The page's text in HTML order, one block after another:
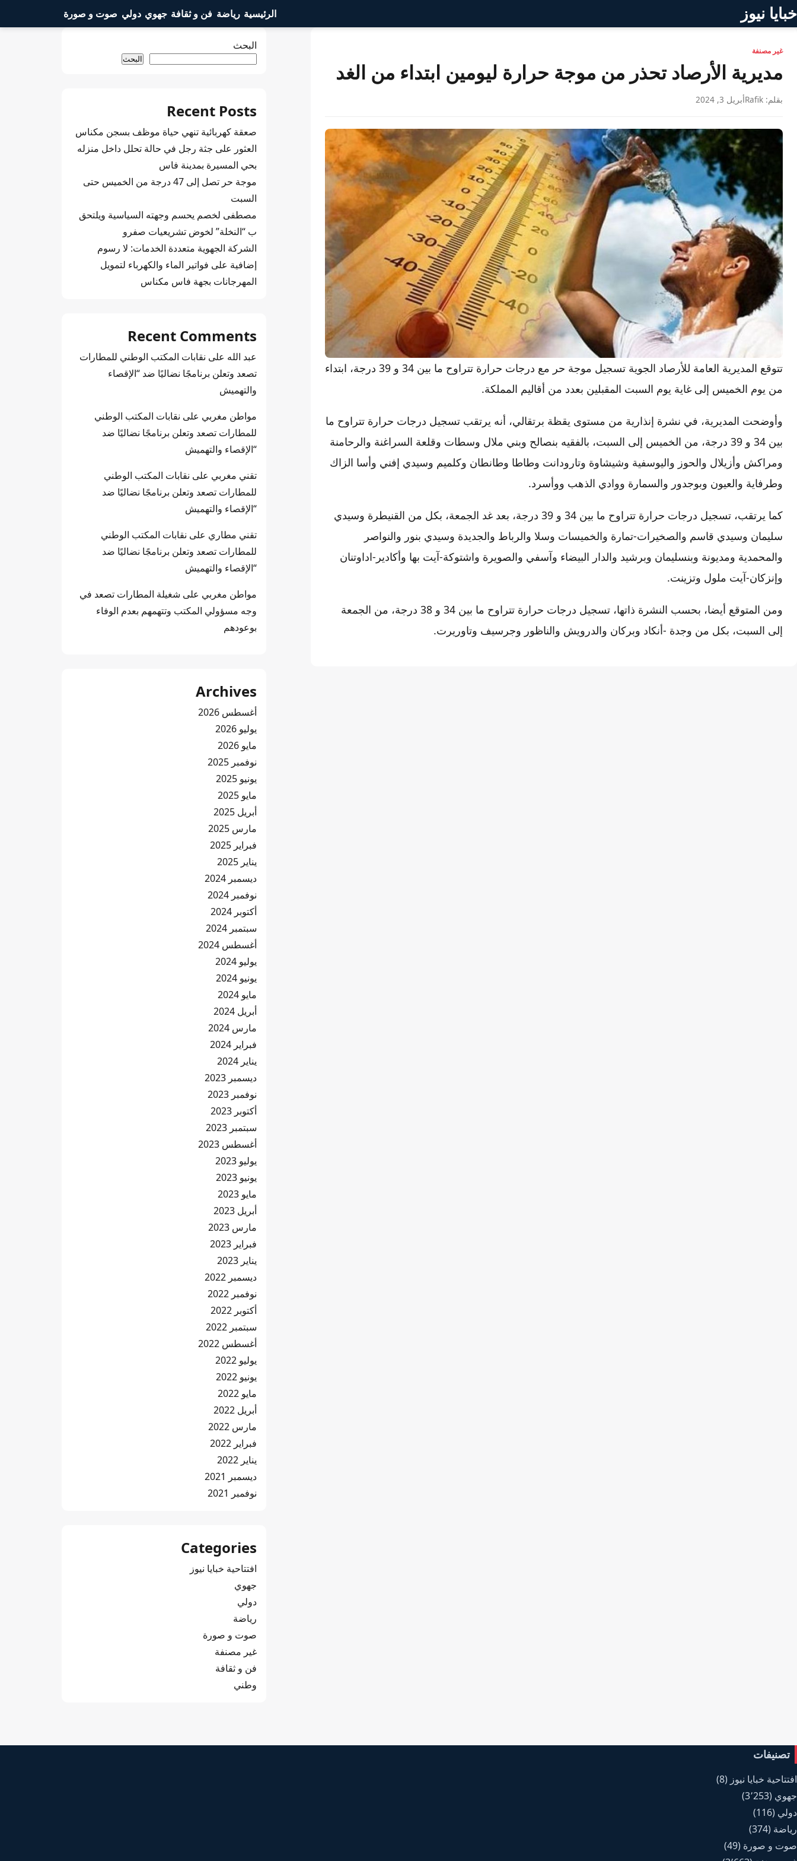
خبايا نيوز الرئيسية رياضة فن و ثقافة جهوي دولي صوت و صورة
غير مصنفة
مديرية الأرصاد تحذر من موجة حرارة ليومين ابتداء من الغد
بقلم: Rafik أبريل 3, 2024
تتوقع المديرية العامة للأرصاد الجوية تسجيل موجة حر مع درجات حرارة تتراوح ما بين 34 و 39 درجة، ابتداء
من يوم الخميس إلى غاية يوم السبت المقبلين بعدد من أقاليم المملكة.
وأوضحت المديرية، في نشرة إنذارية من مستوى يقظة برتقالي، أنه يرتقب تسجيل درجات حرارة تتراوح ما
بين 34 و 39 درجة، من الخميس إلى السبت، بالفقيه بنصالح وبني ملال وسطات وقلعة السراغنة والرحامنة
ومراكش وأزيلال والحوز واليوسفية وشيشاوة وتارودانت وطاطا وطانطان وكلميم وسيدي إفني وأسا الزاك
وطرفاية والعيون وبوجدور والسمارة ووادي الذهب ووأسرد.
كما يرتقب، تسجيل درجات حرارة تتراوح ما بين 34 و 39 درجة، بعد غد الجمعة، بكل من القنيطرة وسيدي
سليمان وسيدي قاسم والصخيرات-تمارة والخميسات وسلا والرباط والجديدة وسيدي بنور والنواصر
والمحمدية ومديونة وبنسليمان وبرشيد والدار البيضاء وآسفي والصويرة واشتوكة-آيت بها وأكادير-اداوتنان
وإنزكان-آيت ملول وتزينت.
ومن المتوقع أيضا، بحسب النشرة ذاتها، تسجيل درجات حرارة تتراوح ما بين 34 و 38 درجة، من الجمعة
إلى السبت، بكل من وجدة -أنكاد وبركان والدرويش والناظور وجرسيف وتاوريرت.
البحث
البحث
Recent Posts
صعقة كهربائية تنهي حياة موظف بسجن مكناس
العثور على جثة رجل في حالة تحلل داخل منزله
بحي المسيرة بمدينة فاس
موجة حر تصل إلى 47 درجة من الخميس حتى
السبت
مصطفى لخصم يحسم وجهته السياسية ويلتحق
ب “النخلة” لخوض تشريعيات صفرو
الشركة الجهوية متعددة الخدمات: لا رسوم
إضافية على فواتير الماء والكهرباء لتمويل
المهرجانات بجهة فاس مكناس
Recent Comments
عبد الله على نقابات المكتب الوطني للمطارات
تصعد وتعلن برنامجًا نضاليًا ضد “الإقصاء
والتهميش
مواطن مغربي على نقابات المكتب الوطني
للمطارات تصعد وتعلن برنامجًا نضاليًا ضد
“الإقصاء والتهميش
تقني مغربي على نقابات المكتب الوطني
للمطارات تصعد وتعلن برنامجًا نضاليًا ضد
“الإقصاء والتهميش
تقني مطاري على نقابات المكتب الوطني
للمطارات تصعد وتعلن برنامجًا نضاليًا ضد
“الإقصاء والتهميش
مواطن مغربي على شغيلة المطارات تصعد في
وجه مسؤولي المكتب وتتهمهم بعدم الوفاء
بوعودهم
Archives
أغسطس 2026
يوليو 2026
مايو 2026
نوفمبر 2025
يونيو 2025
مايو 2025
أبريل 2025
مارس 2025
فبراير 2025
يناير 2025
ديسمبر 2024
نوفمبر 2024
أكتوبر 2024
سبتمبر 2024
أغسطس 2024
يوليو 2024
يونيو 2024
مايو 2024
أبريل 2024
مارس 2024
فبراير 2024
يناير 2024
ديسمبر 2023
نوفمبر 2023
أكتوبر 2023
سبتمبر 2023
أغسطس 2023
يوليو 2023
يونيو 2023
مايو 2023
أبريل 2023
مارس 2023
فبراير 2023
يناير 2023
ديسمبر 2022
نوفمبر 2022
أكتوبر 2022
سبتمبر 2022
أغسطس 2022
يوليو 2022
يونيو 2022
مايو 2022
أبريل 2022
مارس 2022
فبراير 2022
يناير 2022
ديسمبر 2021
نوفمبر 2021
Categories
افتتاحية خبايا نيوز
جهوي
دولي
رياضة
صوت و صورة
غير مصنفة
فن و ثقافة
وطني
تصنيفات
افتتاحية خبايا نيوز (8)
جهوي (3٬253)
دولي (116)
رياضة (374)
صوت و صورة (49)